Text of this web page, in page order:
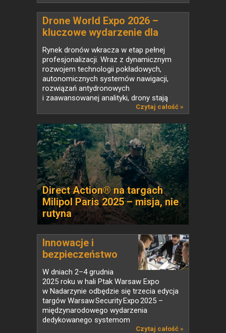
Drone World Expo 2026 –
kluczowe wydarzenie dla
branży UAV w Polsce
Rynek dronów wkracza w etap pełnej
profesjonalizacji. Wraz z dynamicznym
rozwojem technologii pokładowych,
autonomicznych systemów nawigacji,
rozwiązań antydronowych
i zaawansowanej analityki, drony stają
Czytaj całość »
Direct Action® na targach
Milipol Paris 2025 – misja, nie
rutyna
Innowacje i
bezpieczeństwo
w...
W dniach 2–4 grudnia
2025 roku w hali Ptak Warsaw Expo
w Nadarzynie odbędzie się trzecia edycja
targów Warsaw Security Expo 2025 –
międzynarodowego wydarzenia
dedykowanego systemom
Czytaj całość »